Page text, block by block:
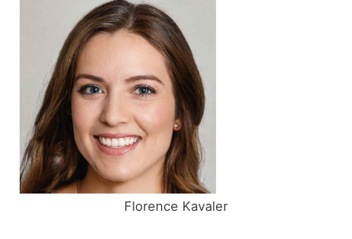
:
Florence Kavaler